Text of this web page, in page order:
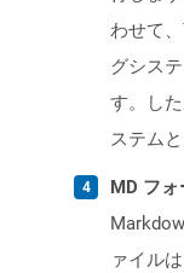
わせて
グシス
す。し
ステム
MD フ
ァイル